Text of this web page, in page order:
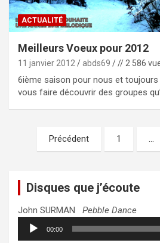
ACTUALITÉ
Meilleurs Voeux pour 2012
11 janvier 2012 abds69 // 2 586
6ième saison pour nous et
vous faire découvrir des groupes
Pagination
Précédent 1 …
Disques que j’écoute
John SURMAN Pebble Dance
Lecteur
audio
00:00